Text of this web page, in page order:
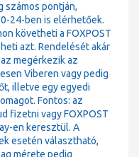
számos pontján,
24-ben is elérhetőek.
követheti a FOXPOST
azt. Rendelését akár
megérkezik az
Viberen vagy pedig
illetve egy egyedi
Fontos: az
fizetni vagy FOXPOST
en keresztül. A
esetén választható,
mérete pedig